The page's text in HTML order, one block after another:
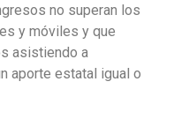
no superan los
y móviles y que
asistiendo a
aporte estatal igual o